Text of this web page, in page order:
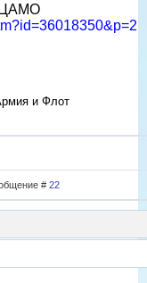
ЦАМО
и Флот
# 22